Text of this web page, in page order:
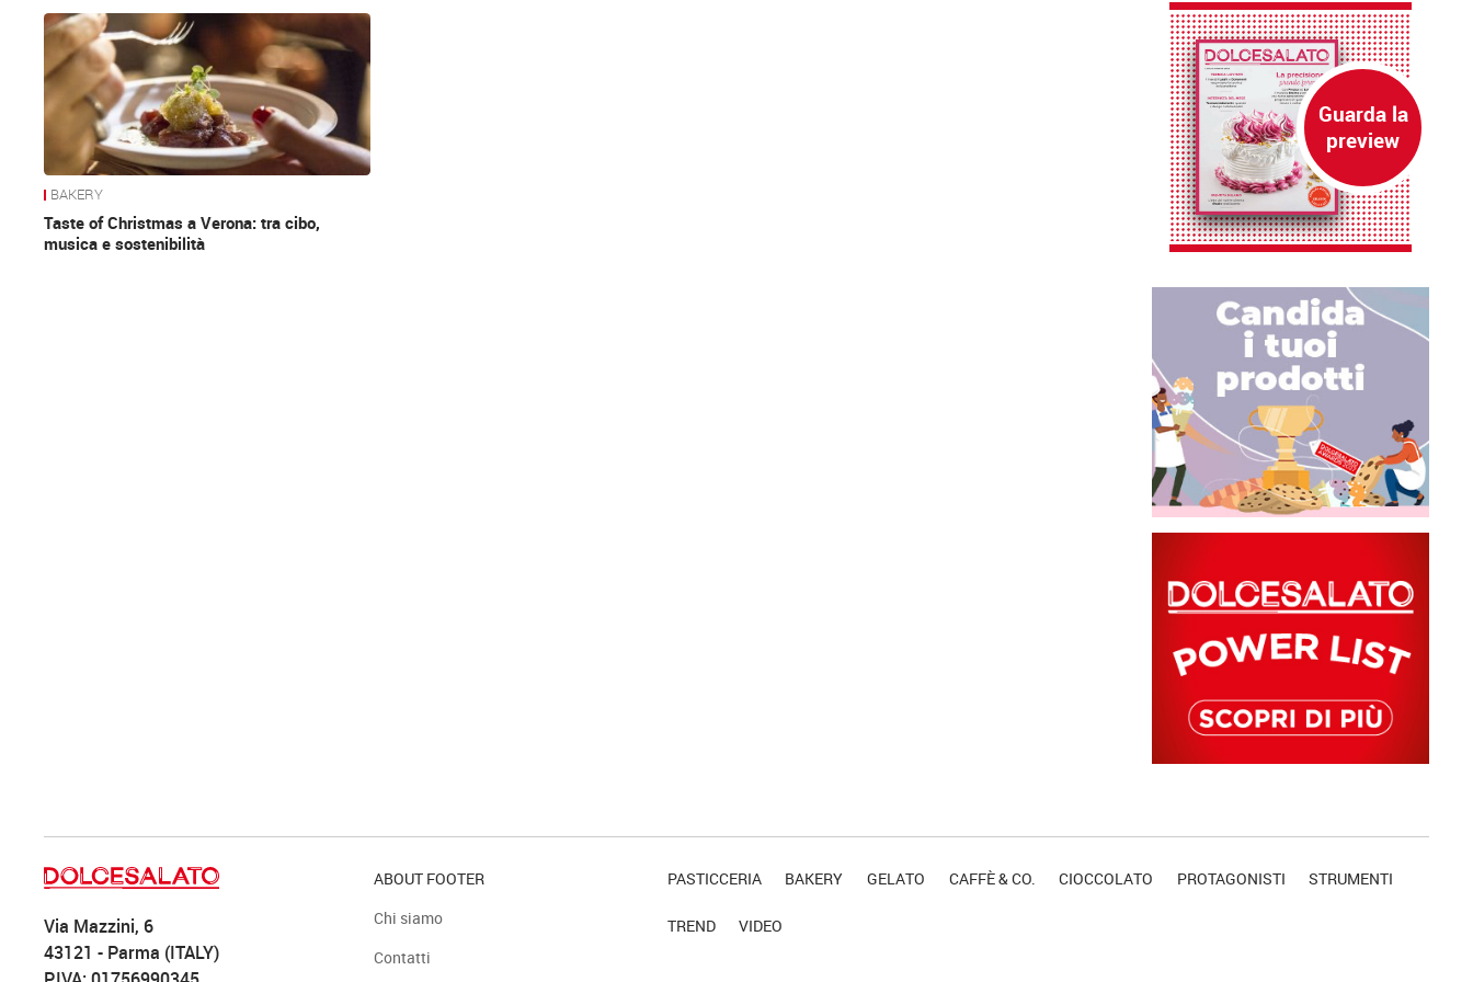
News
BAKERY
Taste of Christmas a Verona: tra cibo,
musica e sostenibilità
Via Mazzini, 6
43121 - Parma (ITALY)
ABOUT FOOTER
Chi siamo
Contatti
PASTICCERIA BAKERY GELATO CAFFÈ & CO. CIOCCOLATO PROTAGONISTI STRUMENTI
TREND VIDEO